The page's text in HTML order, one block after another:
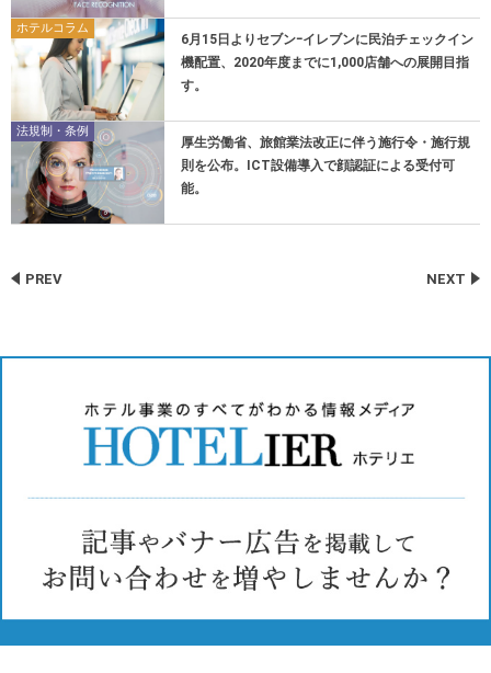
ホテルコラム
6月15日よりセブンｰイレブンに民泊チェックイン
機配置、2020年度までに1,000店舗への展開目指
す。
法規制・条例
厚生労働省、旅館業法改正に伴う施行令・施行規
則を公布。ICT設備導入で顔認証による受付可
能。
PREV NEXT